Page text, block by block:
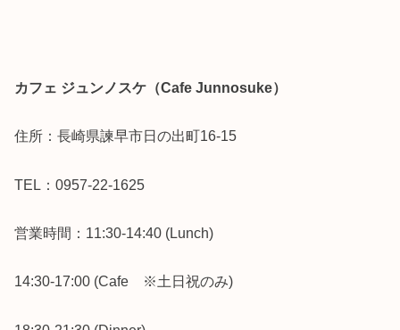
カフェ ジュンノスケ（Cafe Junnosuke）
住所：長崎県諫早市日の出町16-15
TEL：0957-22-1625
営業時間：11:30-14:40 (Lunch)
14:30-17:00 (Cafe ※土日祝のみ)